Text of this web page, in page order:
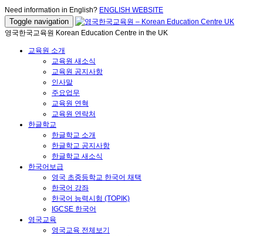
Need information in English? ENGLISH WEBSITE
Toggle navigation
영국한국교육원 Korean Education Centre in the UK
교육원 소개
교육원 새소식
교육원 공지사항
인사말
주요업무
교육원 연혁
교육원 연락처
한글학교
한글학교 소개
한글학교 공지사항
한글학교 새소식
한국어보급
영국 초중등학교 한국어 채택
한국어 강좌
한국어 능력시험 (TOPIK)
IGCSE 한국어
영국교육
영국교육 전체보기